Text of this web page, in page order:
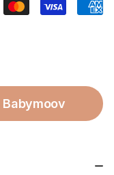
Babymoov